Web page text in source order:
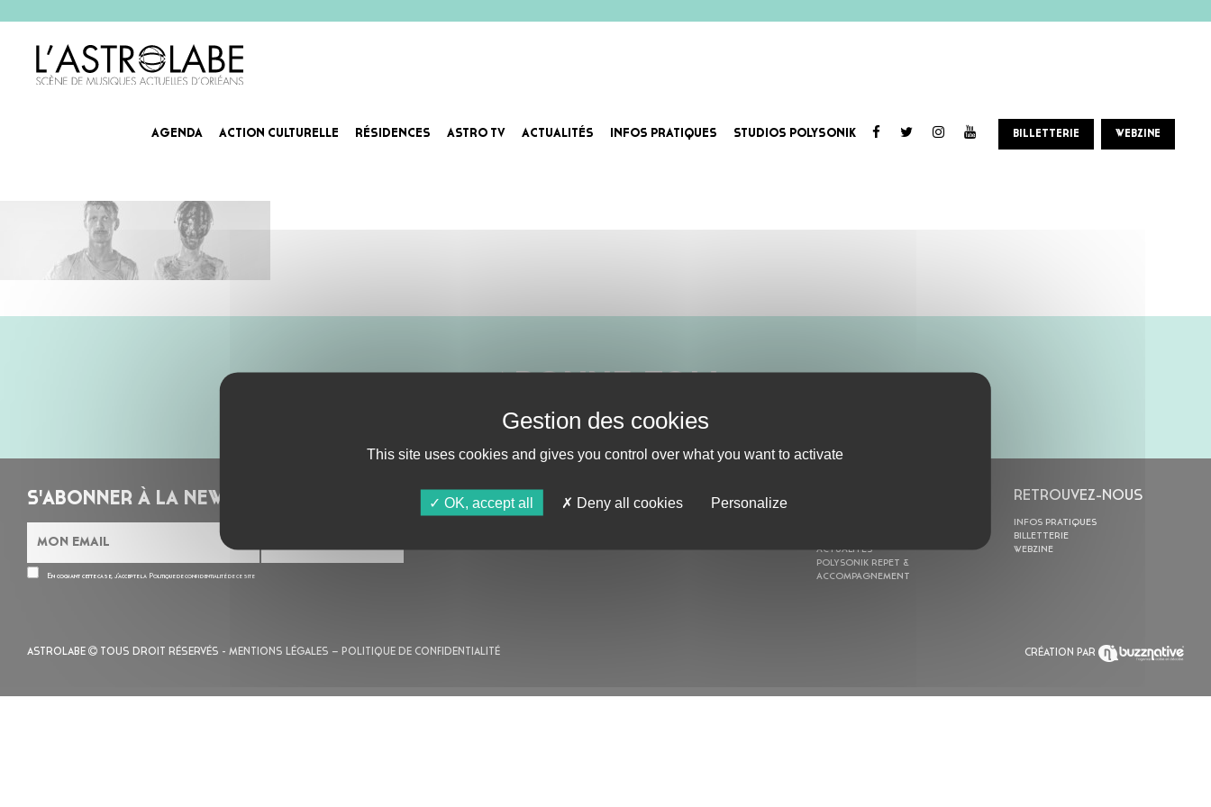
AGENDA ACTION CULTURELLE RÉSIDENCES ASTRO TV ACTUALITÉS INFOS PRATIQUES STUDIOS POLYSONIK BILLETTERIE WEBZINE
S'ABONNER À LA NEWSLETTER
En cochant cette case, j’accepte la Politique de confidentialitéde ce site
AU PROGRAMME
ACTUALITÉS
POLYSONIK REPET &
ACCOMPAGNEMENT
RETROUVEZ-NOUS
INFOS PRATIQUES
BILLETTERIE
WEBZINE
ASTROLABE TOUS DROIT RÉSERVÉS - MENTIONS LÉGALES – POLITIQUE DE CONFIDENTIALITÉ CRÉATION PAR
This site uses cookies and gives you control over what you want to activate
OK, accept all Deny all cookies Personalize